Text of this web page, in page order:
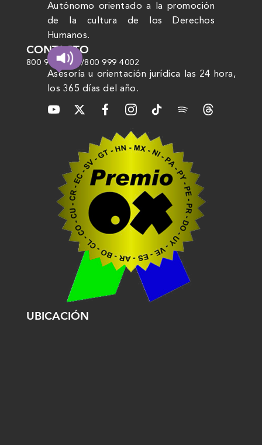
Autónomo orientado a la promoción
de la cultura de los Derechos
Humanos.
CONTACTO
800 999 4000/800 999 4002
Asesoría u orientación jurídica las 24 hora,
los 365 días del año.
UBICACIÓN